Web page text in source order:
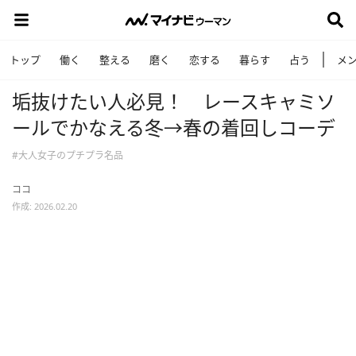
トップ 働く 整える 磨く 恋する 暮らす 占う メ
垢抜けたい人必見！ レースキャミソ
ールでかなえる冬→春の着回しコーデ
#大人女子のプチプラ名品
ココ
作成: 2026.02.20